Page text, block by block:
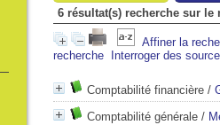
6 résultat(s) recherche sur
Affiner la
recherche
Interroger des
Comptabilité financière /
Comptabilité générale /